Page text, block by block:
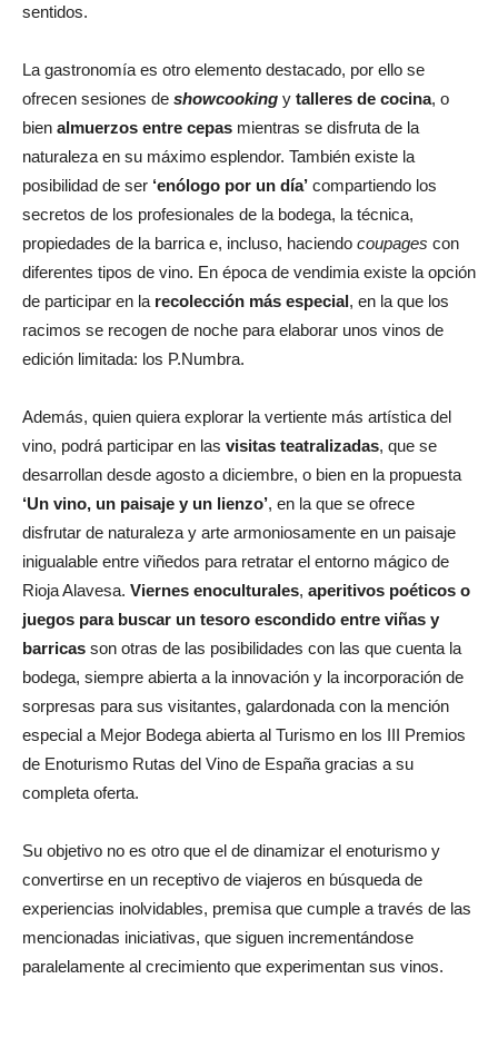
sentidos.
La gastronomía es otro elemento destacado, por ello se
ofrecen sesiones de showcooking y talleres de cocina, o
bien almuerzos entre cepas mientras se disfruta de la
naturaleza en su máximo esplendor. También existe la
posibilidad de ser ‘enólogo por un día’ compartiendo los
secretos de los profesionales de la bodega, la técnica,
propiedades de la barrica e, incluso, haciendo coupages con
diferentes tipos de vino. En época de vendimia existe la opción
de participar en la recolección más especial, en la que los
racimos se recogen de noche para elaborar unos vinos de
edición limitada: los P.Numbra.
Además, quien quiera explorar la vertiente más artística del
vino, podrá participar en las visitas teatralizadas, que se
desarrollan desde agosto a diciembre, o bien en la propuesta
‘Un vino, un paisaje y un lienzo’, en la que se ofrece
disfrutar de naturaleza y arte armoniosamente en un paisaje
inigualable entre viñedos para retratar el entorno mágico de
Rioja Alavesa. Viernes enoculturales, aperitivos poéticos o
juegos para buscar un tesoro escondido entre viñas y
barricas son otras de las posibilidades con las que cuenta la
bodega, siempre abierta a la innovación y la incorporación de
sorpresas para sus visitantes, galardonada con la mención
especial a Mejor Bodega abierta al Turismo en los III Premios
de Enoturismo Rutas del Vino de España gracias a su
completa oferta.
Su objetivo no es otro que el de dinamizar el enoturismo y
convertirse en un receptivo de viajeros en búsqueda de
experiencias inolvidables, premisa que cumple a través de las
mencionadas iniciativas, que siguen incrementándose
paralelamente al crecimiento que experimentan sus vinos.